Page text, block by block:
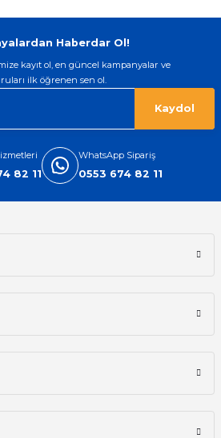
Haberdar Ol!
kayıt ol, en güncel kampanyalar ve
ilk öğrenen sen ol.
Kaydol
82 11
WhatsApp Sipariş
0553 674 82 11